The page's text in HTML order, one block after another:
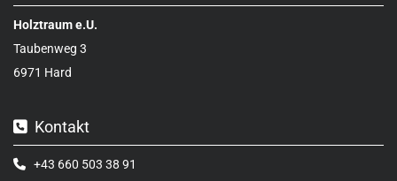
Holztraum e.U.
Taubenweg 3
6971 Hard
 Kontakt
 +43 660 503 38 91